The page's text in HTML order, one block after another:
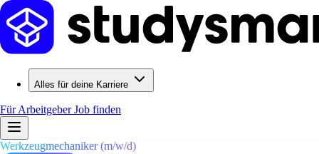
Alles für deine Karriere
Für ArbeitgeberJob finden
Werkzeugmechaniker (m/w/d)